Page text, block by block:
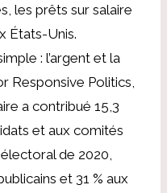
les prêts sur salaire
États-Unis.
: l’argent et la
Responsive Politics,
a contribué 15,3
et aux comités
de 2020,
et 31 % aux